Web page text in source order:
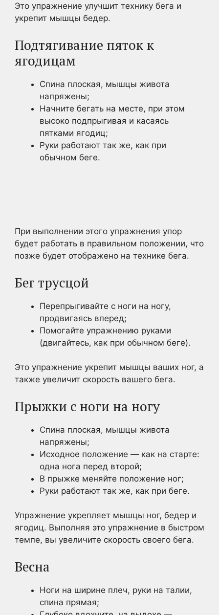
Это упражнение улучшит технику бега и
укрепит мышцы бедер.
Подтягивание пяток к
ягодицам
Спина плоская, мышцы живота
напряжены;
Начните бегать на месте, при этом
высоко подпрыгивая и касаясь
пятками ягодиц;
Руки работают так же, как при
обычном беге.
При выполнении этого упражнения упор
будет работать в правильном положении, что
позже будет отображено на технике бега.
Бег трусцой
Перепрыгивайте с ноги на ногу,
продвигаясь вперед;
Помогайте упражнению руками
(двигайтесь, как при обычном беге).
Это упражнение укрепит мышцы ваших ног, а
также увеличит скорость вашего бега.
Прыжки с ноги на ногу
Спина плоская, мышцы живота
напряжены;
Исходное положение — как на старте:
одна нога перед второй;
В прыжке меняйте положение ног;
Руки работают так же, как при беге.
Упражнение укрепляет мышцы ног, бедер и
ягодиц. Выполняя это упражнение в быстром
темпе, вы увеличите скорость своего бега.
Весна
Ноги на ширине плеч, руки на талии,
спина прямая;